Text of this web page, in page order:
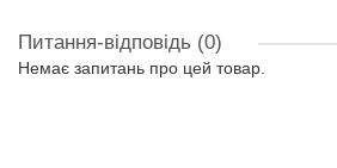
Питання-відповідь (0)
Немає запитань про цей товар.